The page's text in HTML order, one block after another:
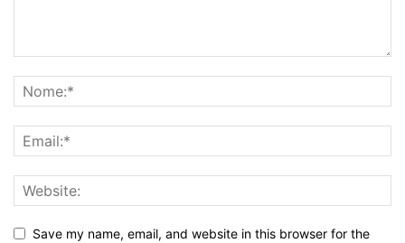
Save my name, email, and website in this browser for the